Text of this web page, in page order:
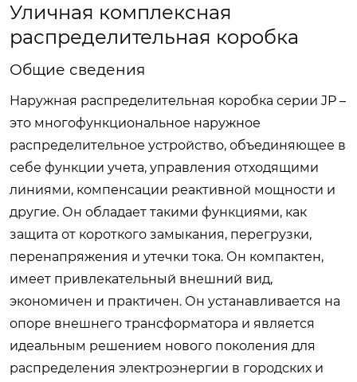
Уличная комплексная
распределительная коробка
Общие сведения
Наружная распределительная коробка серии JP –
это многофункциональное наружное
распределительное устройство, объединяющее в
себе функции учета, управления отходящими
линиями, компенсации реактивной мощности и
другие. Он обладает такими функциями, как
защита от короткого замыкания, перегрузки,
перенапряжения и утечки тока. Он компактен,
имеет привлекательный внешний вид,
экономичен и практичен. Он устанавливается на
опоре внешнего трансформатора и является
идеальным решением нового поколения для
распределения электроэнергии в городских и